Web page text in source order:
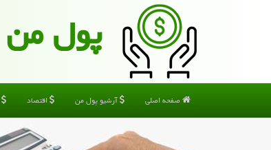
پول من
صفحه اصلی آرشیو پول من اقتصاد